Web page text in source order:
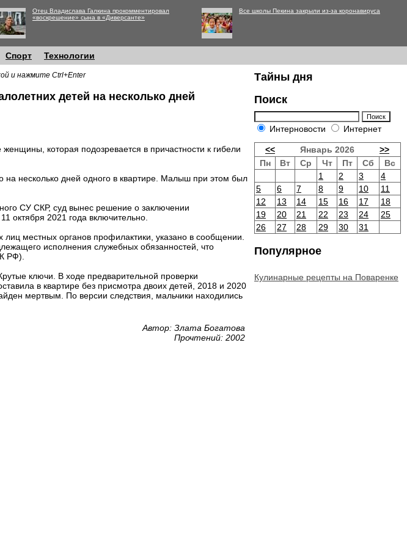
Отец Владислава Галкина прокомментировал
«воскрешение» сына в «Диверсанте»
Все школы Пекина закрыли из-за коронавируса
Спорт Технологии
и нажмите Ctrl+Enter
детей на несколько дней
которая подозревается в причастности к гибели
на несколько дней одного в квартире. Малыш при этом был
СУ СКР, суд вынес решение о заключении
октября 2021 года включительно.
лиц местных органов профилактики, указано в сообщении.
исполнения служебных обязанностей, что
РФ).
ключи. В ходе предварительной проверки
в квартире без присмотра двоих детей, 2018 и 2020
мертвым. По версии следствия, мальчики находились
Автор: Злата Богатова
Прочтений: 2002
Тайны дня
Поиск
Интерновости Интернет
<< Январь 2026
>>
Пн
Вт Ср Чт Пт Сб
Вс
1
2 3
4
5
6 7 8 9 10
11
12
13 14 15 16 17
18
19
20 21 22 23 24
25
26
27 28 29 30 31
Популярное
Кулинарные рецепты на Поваренке